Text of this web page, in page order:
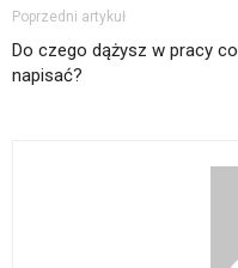
Poprzedni artykuł
Do czego dążysz w pracy co
napisać?